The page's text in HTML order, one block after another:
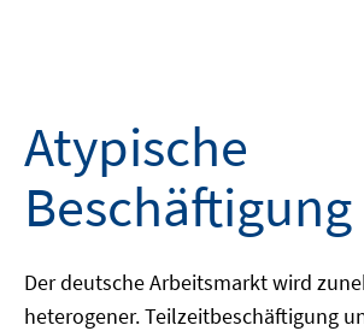
Atypische
Beschäftigung
Der deutsche Arbeitsmarkt wird
heterogener. Teilzeitbeschäftigung